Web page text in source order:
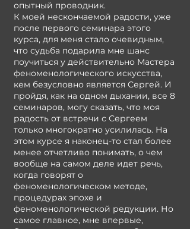
опытный проводник.
К моей нескончаемой радости, уже
после первого семинара этого
курса, для меня стало очевидным,
что судьба подарила мне шанс
поучиться у действительно Мастера
феноменологического искусства,
кем безусловно является Сергей. И
пройдя, как на одном дыхании, все 8
семинаров, могу сказать, что моя
радость от встречи с Сергеем
только многократно усилилась. На
этом курсе я наконец-то стал более
менее отчетливо понимать, о чем
вообще на самом деле идет речь,
когда говорят о
феноменологическом методе,
процедурах эпохе и
феноменологической редукции. Но
самое главное, мне впервые,